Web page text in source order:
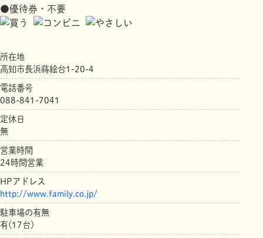
●優待券・不要
所在地
高知市長浜蒔絵台1-20-4
電話番号
088-841-7041
定休日
無
営業時間
24時間営業
HPアドレス
http://www.family.co.jp/
駐車場の有無
有(17台)